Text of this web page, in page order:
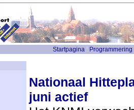
Startpagina Programmering
Nationaal
juni actief